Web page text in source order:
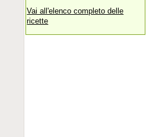
Vai all'elenco completo delle
ricette